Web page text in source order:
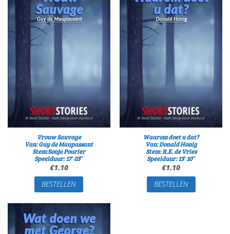
Vrouw Sauvage
Van: Guy de Maupassant
Stem:Sonja Pourier
Speelduur: 17′ 03″
€1.10
BESTELLEN
Waarom doet u dat?
Van: Donald Honig
Stem: R.E. de Vries
Speelduur: 13′ 10″
€1.10
BESTELLEN